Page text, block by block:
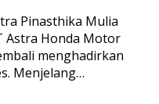
Pinasthika Mulia
Astra Honda Motor
menghadirkan
Menjelang…